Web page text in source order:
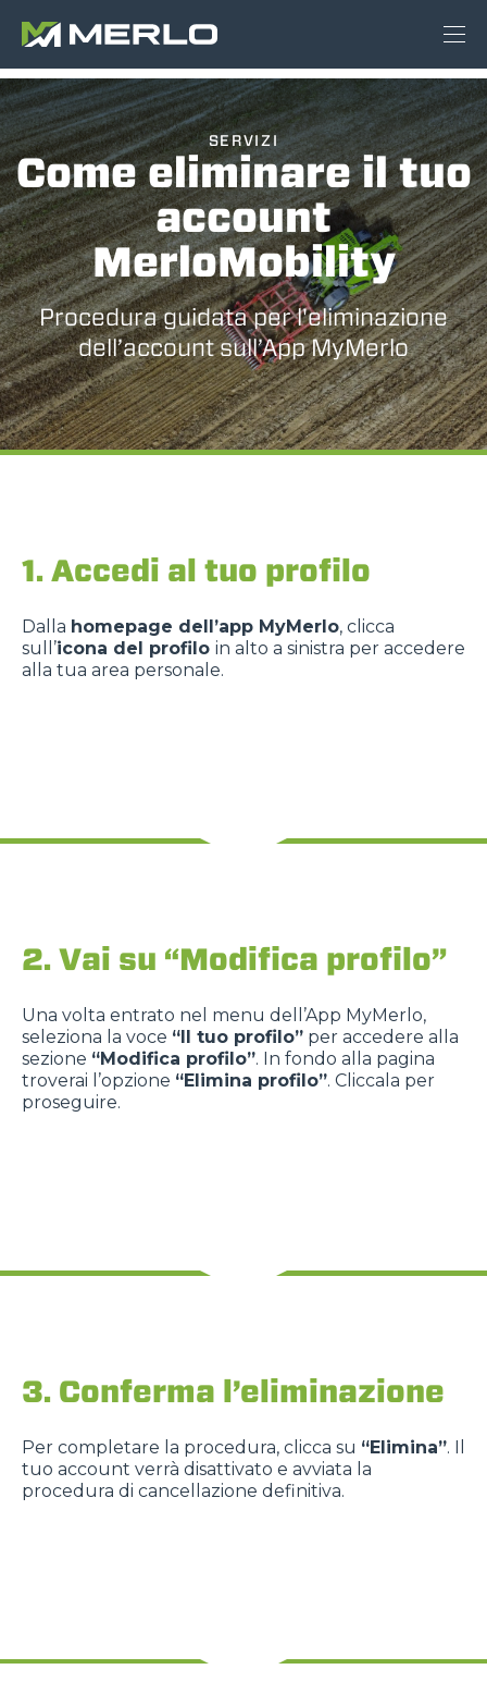
SERVIZI
Come eliminare il tuo
account
MerloMobility
Procedura guidata per l'eliminazione
dell’account sull’App MyMerlo
1. Accedi al tuo profilo
Dalla homepage dell’app MyMerlo, clicca
sull’icona del profilo in alto a sinistra per accedere
alla tua area personale.
2. Vai su “Modifica profilo”
Una volta entrato nel menu dell’App MyMerlo,
seleziona la voce “Il tuo profilo” per accedere alla
sezione “Modifica profilo”. In fondo alla pagina
troverai l’opzione “Elimina profilo”. Cliccala per
proseguire.
3. Conferma l’eliminazione
Per completare la procedura, clicca su “Elimina”. Il
tuo account verrà disattivato e avviata la
procedura di cancellazione definitiva.